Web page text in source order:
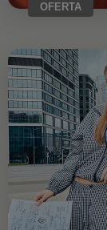
OFERTA